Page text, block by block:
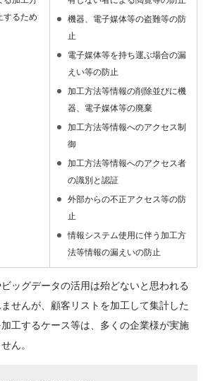
するため
機器、電子媒体等の盗難等の防
止
電子媒体等を持ち運ぶ場合の漏
えい等の防止
加工方法等情報の削除並びに機
器、電子媒体等の廃棄
加工方法等情報へのアクセス制
御
加工方法等情報へのアクセス者
の識別と認証
外部からの不正アクセス等の防
止
情報システム使用に伴う加工方
法等情報の漏えいの防止
ッグデータの活用は殆どないと思われる
せんが、顧客リストを加工して集計した
工するケース等は、多くの企業様が実施
ん。